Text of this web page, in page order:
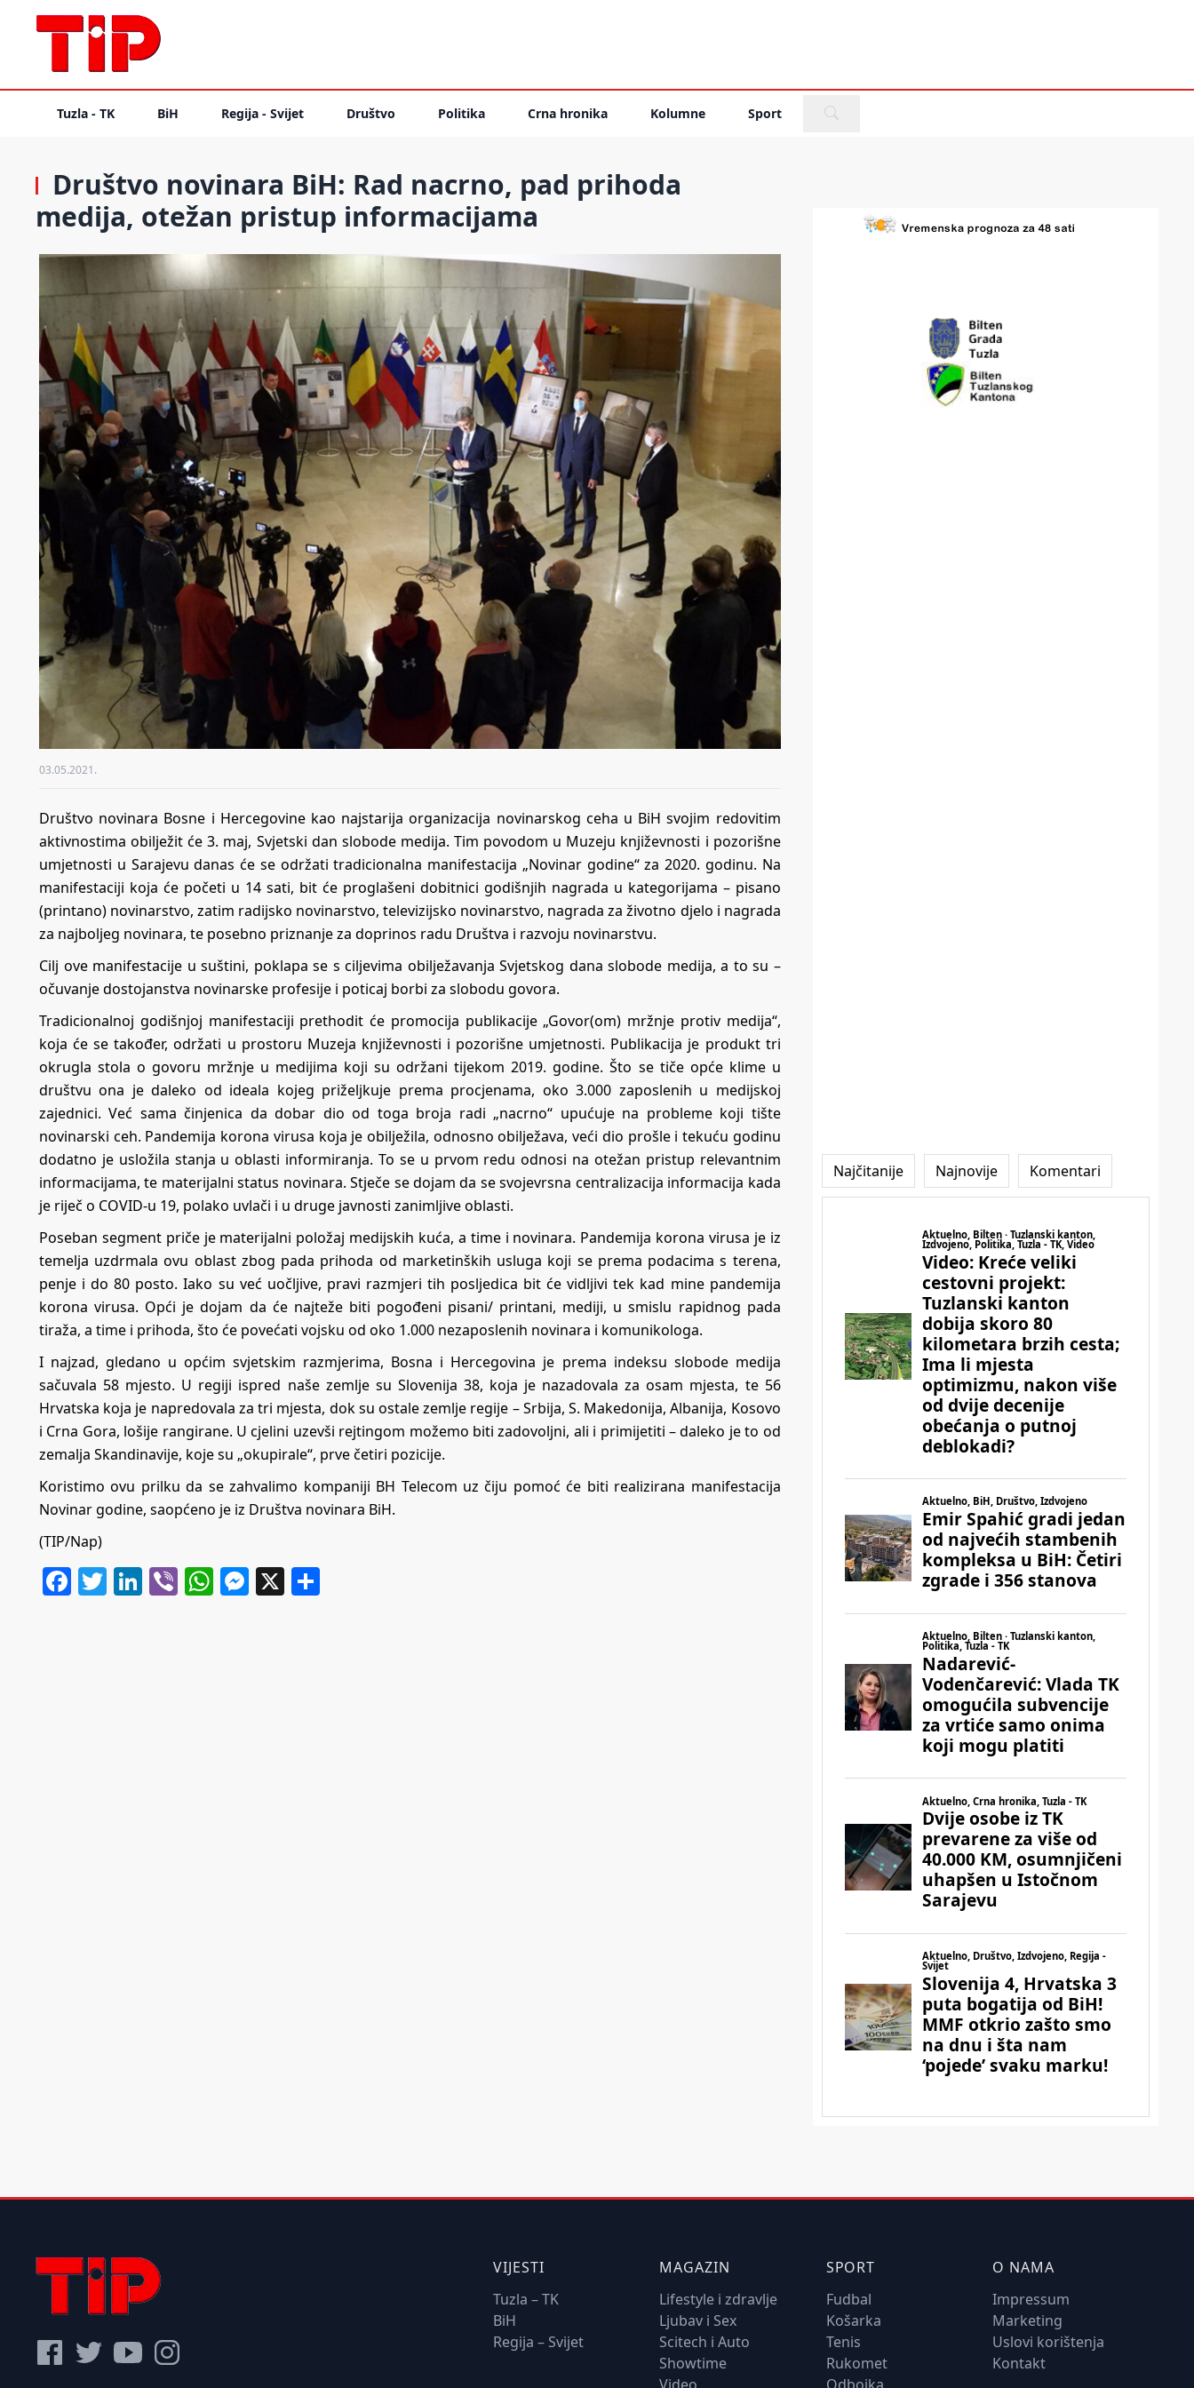
Tuzla - TK BiH Regija - Svijet Društvo Politika Crna hronika Kolumne Sport
Društvo novinara BiH: Rad nacrno, pad prihoda
medija, otežan pristup informacijama
03.05.2021.
Društvo novinara Bosne i Hercegovine kao najstarija organizacija novinarskog ceha u BiH svojim redovitim
aktivnostima obilježit će 3. maj, Svjetski dan slobode medija. Tim povodom u Muzeju književnosti i pozorišne
umjetnosti u Sarajevu danas će se održati tradicionalna manifestacija „Novinar godine“ za 2020. godinu. Na
manifestaciji koja će početi u 14 sati, bit će proglašeni dobitnici godišnjih nagrada u kategorijama – pisano
(printano) novinarstvo, zatim radijsko novinarstvo, televizijsko novinarstvo, nagrada za životno djelo i nagrada
za najboljeg novinara, te posebno priznanje za doprinos radu Društva i razvoju novinarstvu.
Cilj ove manifestacije u suštini, poklapa se s ciljevima obilježavanja Svjetskog dana slobode medija, a to su –
očuvanje dostojanstva novinarske profesije i poticaj borbi za slobodu govora.
Tradicionalnoj godišnjoj manifestaciji prethodit će promocija publikacije „Govor(om) mržnje protiv medija“,
koja će se također, održati u prostoru Muzeja književnosti i pozorišne umjetnosti. Publikacija je produkt tri
okrugla stola o govoru mržnje u medijima koji su održani tijekom 2019. godine. Što se tiče opće klime u
društvu ona je daleko od ideala kojeg priželjkuje prema procjenama, oko 3.000 zaposlenih u medijskoj
zajednici. Već sama činjenica da dobar dio od toga broja radi „nacrno“ upućuje na probleme koji tište
novinarski ceh. Pandemija korona virusa koja je obilježila, odnosno obilježava, veći dio prošle i tekuću godinu
dodatno je usložila stanja u oblasti informiranja. To se u prvom redu odnosi na otežan pristup relevantnim
informacijama, te materijalni status novinara. Stječe se dojam da se svojevrsna centralizacija informacija kada
je riječ o COVID-u 19, polako uvlači i u druge javnosti zanimljive oblasti.
Poseban segment priče je materijalni položaj medijskih kuća, a time i novinara. Pandemija korona virusa je iz
temelja uzdrmala ovu oblast zbog pada prihoda od marketinških usluga koji se prema podacima s terena,
penje i do 80 posto. Iako su već uočljive, pravi razmjeri tih posljedica bit će vidljivi tek kad mine pandemija
korona virusa. Opći je dojam da će najteže biti pogođeni pisani/ printani, mediji, u smislu rapidnog pada
tiraža, a time i prihoda, što će povećati vojsku od oko 1.000 nezaposlenih novinara i komunikologa.
I najzad, gledano u općim svjetskim razmjerima, Bosna i Hercegovina je prema indeksu slobode medija
sačuvala 58 mjesto. U regiji ispred naše zemlje su Slovenija 38, koja je nazadovala za osam mjesta, te 56
Hrvatska koja je napredovala za tri mjesta, dok su ostale zemlje regije – Srbija, S. Makedonija, Albanija, Kosovo
i Crna Gora, lošije rangirane. U cjelini uzevši rejtingom možemo biti zadovoljni, ali i primijetiti – daleko je to od
zemalja Skandinavije, koje su „okupirale“, prve četiri pozicije.
Koristimo ovu prilku da se zahvalimo kompaniji BH Telecom uz čiju pomoć će biti realizirana manifestacija
Novinar godine, saopćeno je iz Društva novinara BiH.
(TIP/Nap)
Facebook
Twitter
LinkedIn
ViberWhatsApp
Messenger
X
Najčitanije Najnovije Komentari
VIJESTI
Tuzla – TK
BiH
Regija – Svijet
MAGAZIN
Lifestyle i zdravlje
Ljubav i Sex
Scitech i Auto
Showtime
Video
SPORT
Fudbal
Košarka
Tenis
Rukomet
Odbojka
O NAMA
Impressum
Marketing
Uslovi korištenja
Kontakt